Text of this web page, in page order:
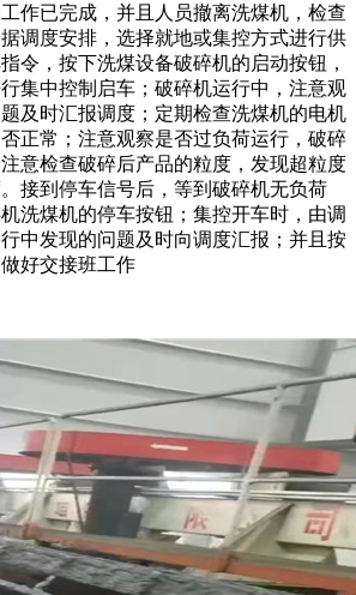
作已完成，并且人员撤离洗煤机，检查
调度安排，选择就地或集控方式进行供
令，按下洗煤设备破碎机的启动按钮，
集中控制启车；破碎机运行中，注意观
及时汇报调度；定期检查洗煤机的电机
正常；注意观察是否过负荷运行，破碎
意检查破碎后产品的粒度，发现超粒度
接到停车信号后，等到破碎机无负荷
洗煤机的停车按钮；集控开车时，由调
中发现的问题及时向调度汇报；并且按
好交接班工作